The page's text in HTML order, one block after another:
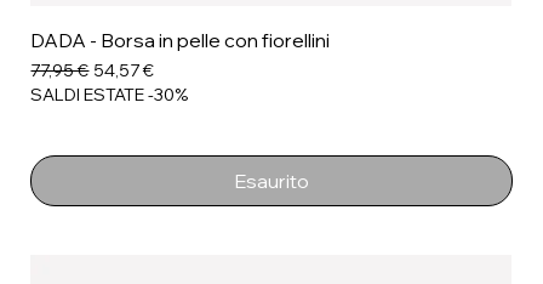
DADA - Borsa in pelle con fiorellini
Prezzo regolare
77,95 € Prezzo scontato
54,57 €
SALDI ESTATE -30%
Esaurito